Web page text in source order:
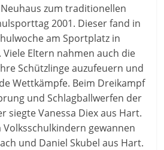
zum traditionellen
2001. Dieser fand in
am Sportplatz in
Viele Eltern nahmen auch die
Schützlinge auzufeuern und
Wettkämpfe. Beim Dreikampf
und Schlagballwerfen der
siegte Vanessa Diex aus Hart.
Volksschulkindern gewannen
und Daniel Skubel aus Hart.